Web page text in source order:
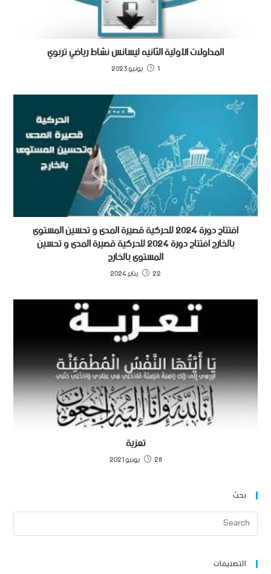
المداولات الأولية الثانيه ليسانس نشاط رياضي تربوي
1 يونيو 2023
افتتاح دورة 2024 للحركية قصيرة المدى و تحسين المستوى
بالخارج افتتاح دورة 2024 للحركية قصيرة المدى و تحسين
المستوى بالخارج
22 يناير 2024
تعزية
28 يونيو 2021
بحث
التصنيفات